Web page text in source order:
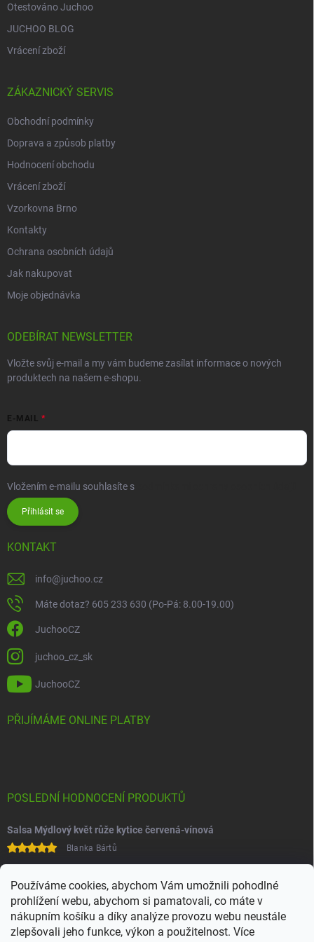
Používáme cookies, abychom Vám umožnili pohodlné
prohlížení webu, abychom si pamatovali, co máte v
nákupním košíku a díky analýze provozu webu neustále
zlepšovali jeho funkce, výkon a použitelnost. Více
Otestováno Juchoo
JUCHOO BLOG
Vrácení zboží
ZÁKAZNICKÝ SERVIS
Obchodní podmínky
Doprava a způsob platby
Hodnocení obchodu
Vrácení zboží
Vzorkovna Brno
Kontakty
Ochrana osobních údajů
Jak nakupovat
Moje objednávka
ODEBÍRAT NEWSLETTER
Vložte svůj e-mail a my vám budeme zasílat informace o nových
produktech na našem e-shopu.
E-MAIL
Vložením e-mailu souhlasíte s
Přihlásit se
KONTAKT
info@juchoo.cz
Máte dotaz? 605 233 630 (Po-Pá: 8.00-19.00)
JuchooCZ
juchoo_cz_sk
JuchooCZ
PŘIJÍMÁME ONLINE PLATBY
POSLEDNÍ HODNOCENÍ PRODUKTŮ
Salsa Mýdlový květ růže kytice červená-vínová
Blanka Bártů